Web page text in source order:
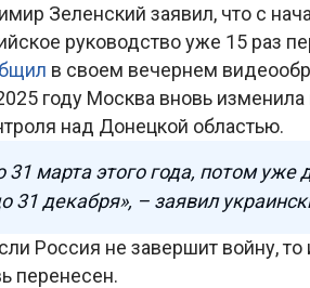
Зеленский заявил, что с
руководство уже 15 раз
в своем вечернем
году Москва вновь
над Донецкой областью.
марта этого года, потом уже
31 декабря», – заявил
Россия не завершит войну, то
перенесен.